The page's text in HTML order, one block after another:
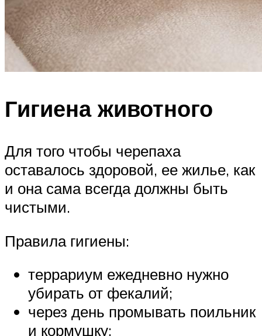
Гигиена животного
Для того чтобы черепаха
оставалось здоровой, ее жилье, как
и она сама всегда должны быть
чистыми.
Правила гигиены:
террариум ежедневно нужно
убирать от фекалий;
через день промывать поильник
и кормушку;